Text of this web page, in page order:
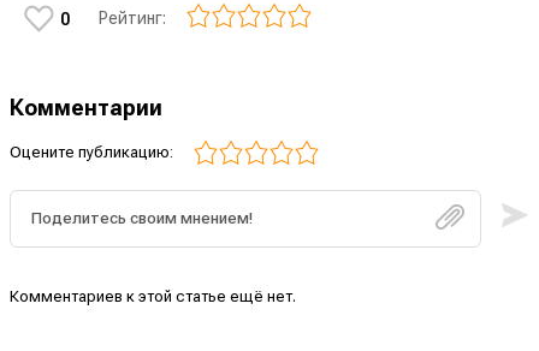
0 Рейтинг:
Комментарии
Оцените публикацию:
Комментариев к этой статье ещё нет.